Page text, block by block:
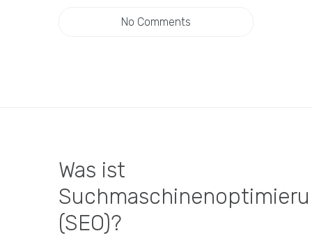
No Comments
Was ist
(SEO)?